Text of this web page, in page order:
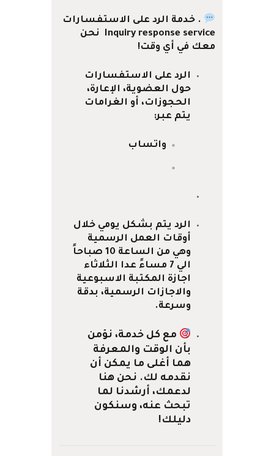
. خدمة الرد على الاستفسارات
Inquiry response service
نحن
معك في أي وقت!
الرد على الاستفسارات
حول العضوية، الإعارة،
الحجوزات، أو الغرامات
يتم عبر:
واتساب
الرد يتم بشكل يومي خلال
أوقات العمل الرسمية
وهي من الساعة 10 صباحاً
الي 7 مساءً عدا الثلاثاء
اجازة المكتبة الاسبوعية
والاجازات الرسمية، بدقة
وسرعة.
مع كل خدمة، نؤمن
بأن الوقت والمعرفة
هما أغلى ما يمكن أن
نقدمه لك. نحن هنا
لدعمك، أرشدنا لما
تبحث عنه، وسنكون
دليلك!